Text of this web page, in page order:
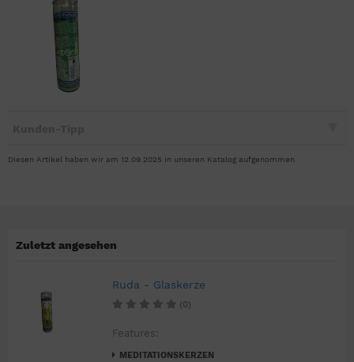
Diesen Artikel haben wir am 12.09.2025 in unseren Katalog aufgenommen.
Zuletzt angesehen
Ruda - Glaskerze
(0)
Features:
MEDITATIONSKERZEN